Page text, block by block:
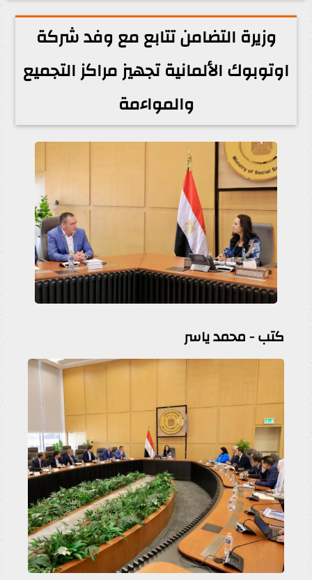
2025-10-26 13:54:40
وزيرة التضامن تتابع مع وفد شركة
اوتوبوك الألمانية تجهيز مراكز التجميع
والمواءمة
كتب - محمد ياسر